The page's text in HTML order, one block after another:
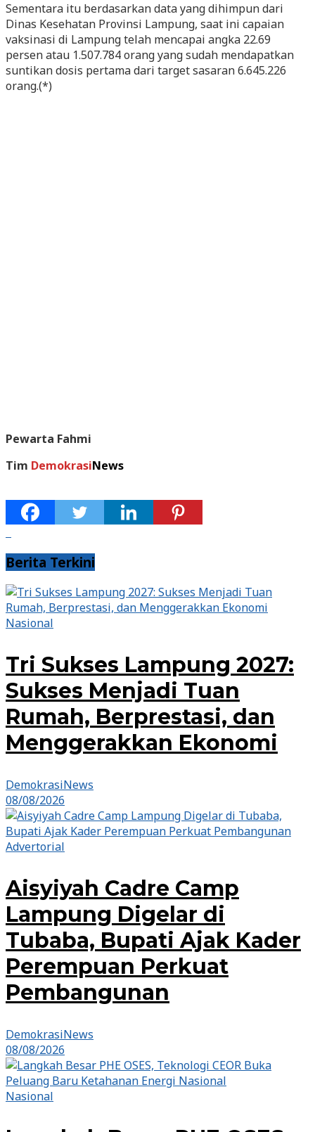
Sementara itu berdasarkan data yang dihimpun dari
Dinas Kesehatan Provinsi Lampung, saat ini capaian
vaksinasi di Lampung telah mencapai angka 22.69
persen atau 1.507.784 orang yang sudah mendapatkan
suntikan dosis pertama dari target sasaran 6.645.226
orang.(*)
Pewarta Fahmi
Tim DemokrasiNews
Berita Terkini
Nasional
Tri Sukses Lampung 2027:
Sukses Menjadi Tuan
Rumah, Berprestasi, dan
Menggerakkan Ekonomi
DemokrasiNews
08/08/2026
Advertorial
Aisyiyah Cadre Camp
Lampung Digelar di
Tubaba, Bupati Ajak Kader
Perempuan Perkuat
Pembangunan
DemokrasiNews
08/08/2026
Nasional